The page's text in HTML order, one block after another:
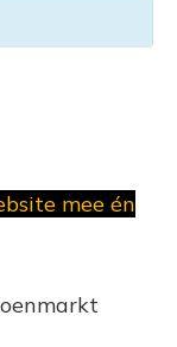
mee én